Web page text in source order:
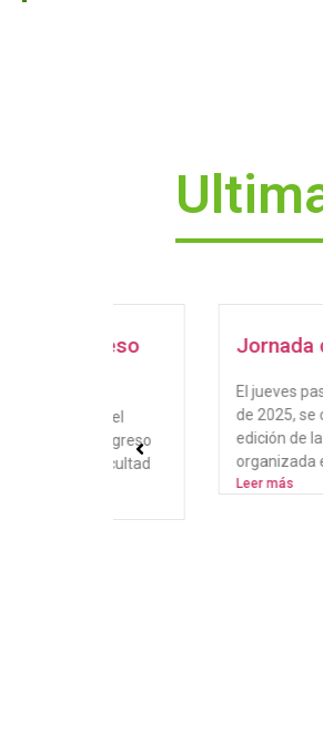
Jornada del Mate,
El jueves pasado, 6 de
de 2025, se celebró la
edición de la Jornada del
organizada en...